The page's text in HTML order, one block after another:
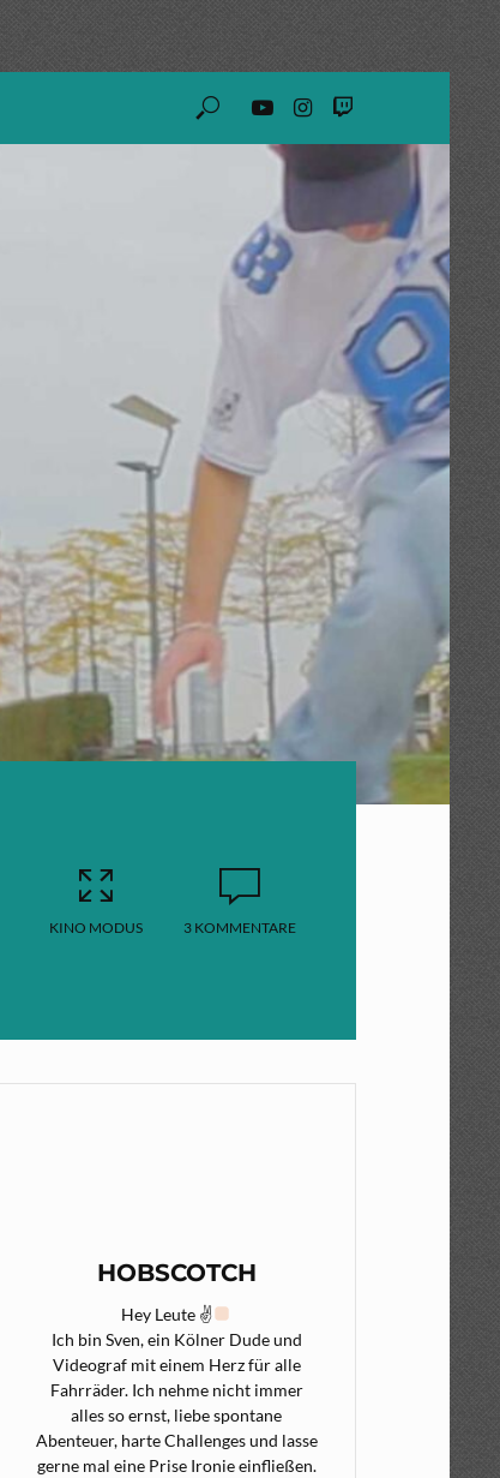
KINO MODUS 3 KOMMENTARE
HOBSCOTCH
Hey Leute ✌
Ich bin Sven, ein Kölner Dude und
Videograf mit einem Herz für alle
Fahrräder. Ich nehme nicht immer
alles so ernst, liebe spontane
Abenteuer, harte Challenges und lasse
gerne mal eine Prise Ironie einfließen.